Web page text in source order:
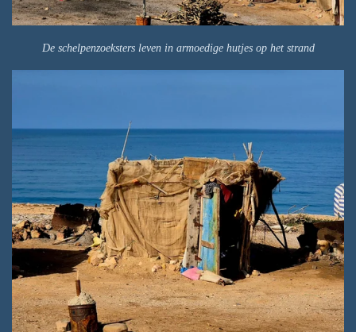
De schelpenzoeksters leven in armoedige hutjes op het strand